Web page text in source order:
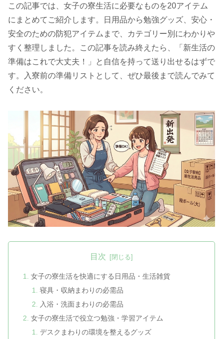
この記事では、女子の寮生活に必要なものを20アイテム
にまとめてご紹介します。日用品から勉強グッズ、安心・
安全のための防犯アイテムまで、カテゴリー別にわかりや
すく整理しました。この記事を読み終えたら、「新生活の
準備はこれで大丈夫！」と自信を持って送り出せるはずで
す。入寮前の準備リストとして、ぜひ最後まで読んでみて
ください。
目次
女子の寮生活を快適にする日用品・生活雑貨
寝具・収納まわりの必需品
入浴・洗面まわりの必需品
女子の寮生活で役立つ勉強・学習アイテム
デスクまわりの環境を整えるグッズ